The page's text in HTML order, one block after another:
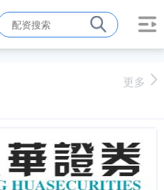
更多